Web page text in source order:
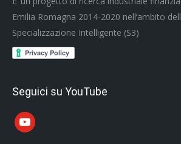
Emilia Romagna 2014-2020 nell’ambito
Specializzazione Intelligente (S3)
Seguici su YouTube
youtube